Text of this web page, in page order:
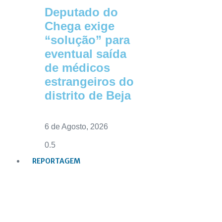
Deputado do
Chega exige
“solução” para
eventual saída
de médicos
estrangeiros do
distrito de Beja
6 de Agosto, 2026
REPORTAGEM